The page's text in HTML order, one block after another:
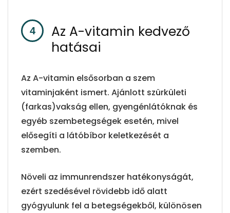
Az A-vitamin kedvező
hatásai
Az A-vitamin elsősorban a szem
vitaminjaként ismert. Ajánlott szürkületi
(farkas)vakság ellen, gyengénlátóknak és
egyéb szembetegségek esetén, mivel
elősegíti a látóbíbor keletkezését a
szemben.
Növeli az immunrendszer hatékonyságát,
ezért szedésével rövidebb idő alatt
gyógyulunk fel a betegségekből, különösen